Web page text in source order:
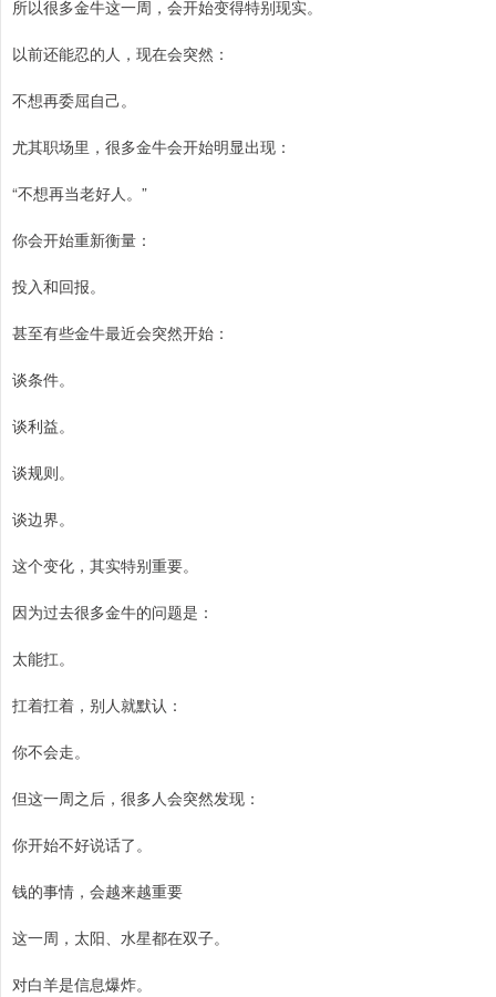
所以很多金牛这一周，会开始变得特别现实。
以前还能忍的人，现在会突然：
不想再委屈自己。
尤其职场里，很多金牛会开始明显出现：
“不想再当老好人。”
你会开始重新衡量：
投入和回报。
甚至有些金牛最近会突然开始：
谈条件。
谈利益。
谈规则。
谈边界。
这个变化，其实特别重要。
因为过去很多金牛的问题是：
太能扛。
扛着扛着，别人就默认：
你不会走。
但这一周之后，很多人会突然发现：
你开始不好说话了。
钱的事情，会越来越重要
这一周，太阳、水星都在双子。
对白羊是信息爆炸。